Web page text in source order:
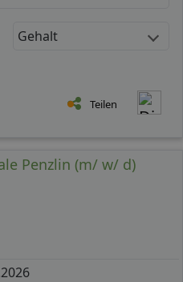
Gehalt
Teilen
Penzlin (m/ w/ d)